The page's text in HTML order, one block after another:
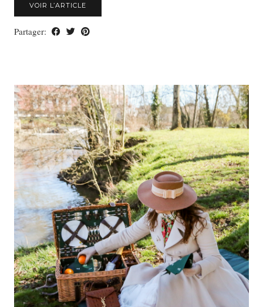
VOIR L’ARTICLE
Partager: